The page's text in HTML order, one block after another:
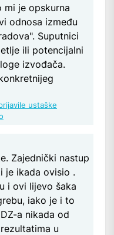
mi je opskurna
odnosa između
Suputnici
ili potencijalni
izvođača.
ustaške
Zajednički nastup
je ikada ovisio .
i ovi lijevo šaka
iako je i to
a nikada od
u